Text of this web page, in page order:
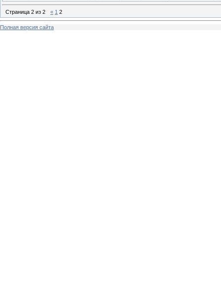
Страница 2 из 2 « 1 2
Полная версия сайта